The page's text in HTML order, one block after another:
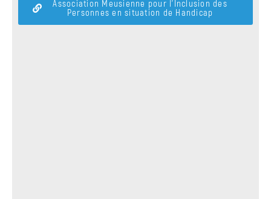
Association Meusienne pour l’Inclusion des
Personnes en situation de Handicap